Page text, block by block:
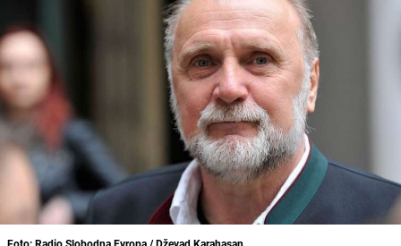
Foto: Radio Slobodna Evropa / Dževad Karahasan